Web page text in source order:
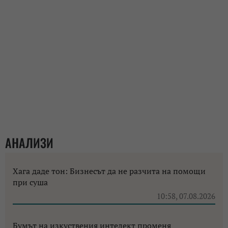
АНАЛИЗИ
Хага даде тон: Бизнесът да не разчита на помощи
при суша
10:58, 07.08.2026
Бумът на изкуствения интелект променя